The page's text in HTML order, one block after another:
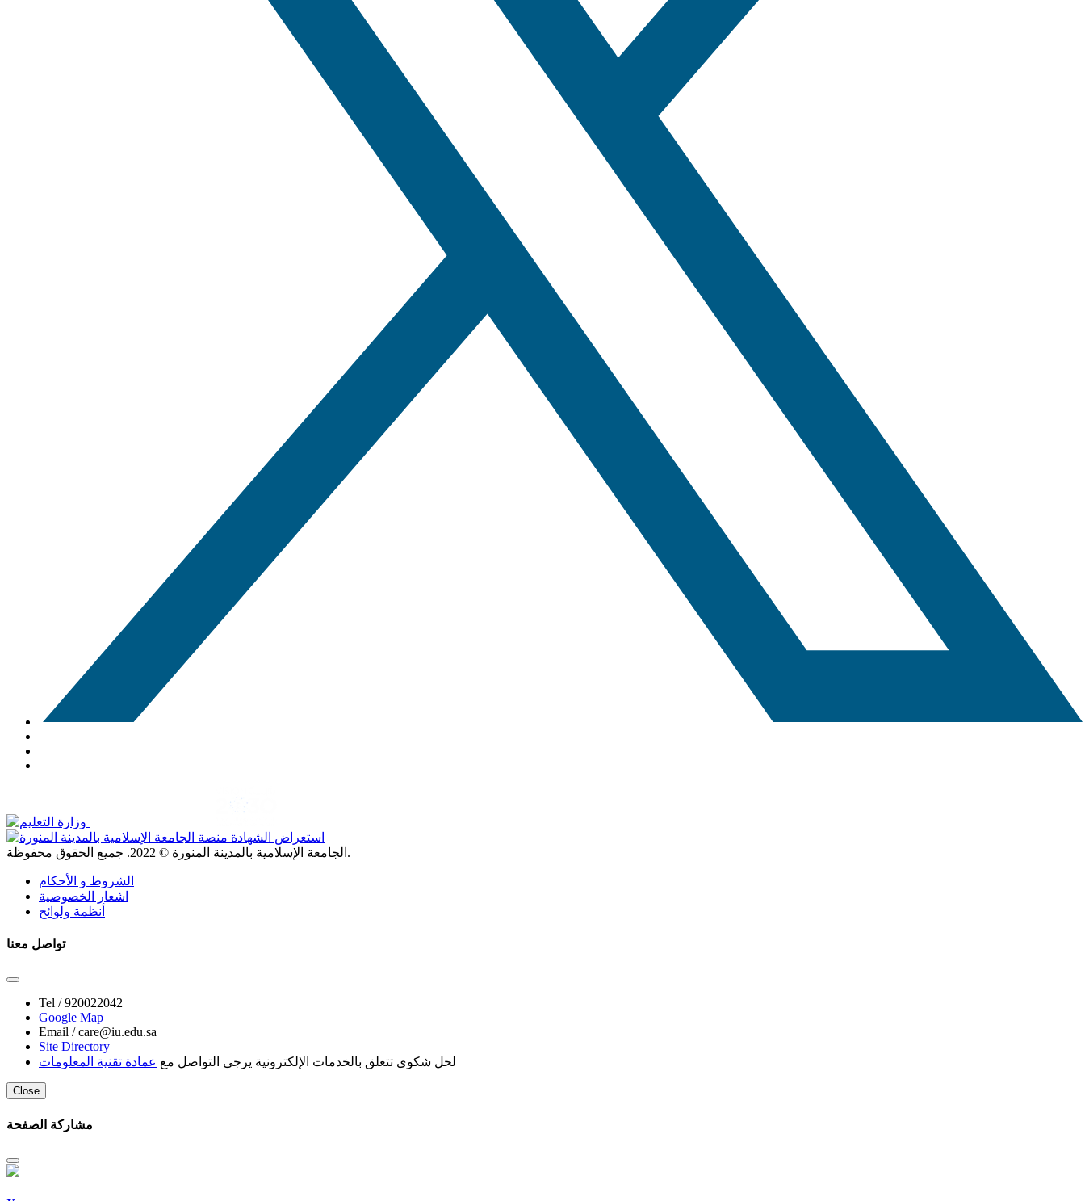
الجامعة الإسلامية بالمدينة المنورة © 2022 . جميع الحقوق محفوظة.
الشروط و الأحكام
اشعار الخصوصية
أنظمة ولوائح
تواصل معنا
Tel /920022042
Google Map
Email /care@iu.edu.sa
Site Directory
لحل شكوى تتعلق بالخدمات الإلكترونية يرجى التواصل مع عمادة تقنية المعلومات
Close
مشاركة الصفحة